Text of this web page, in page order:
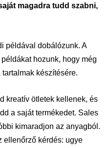
magadra tudd szabni,
példával dobálózunk. A
hozunk, hogy még
készítésére.
kreatív ötletek kellenek, és
a saját termékedet. Sales
kimaradjon az anyagból.
ellenőrző kérdés: ugye